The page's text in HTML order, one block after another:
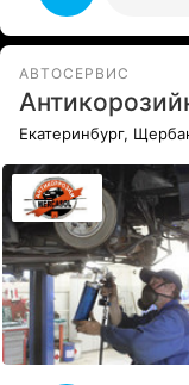
АВТОСЕРВИС
Екатеринбург,